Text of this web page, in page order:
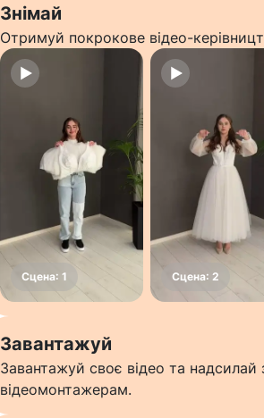
Знімай
Отримуй покрокове відео-
Завантажуй
Завантажуй своє відео та
відеомонтажерам.